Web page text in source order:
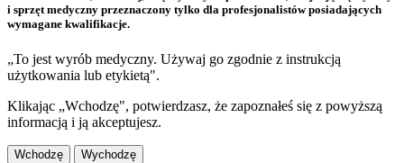
i sprzęt medyczny przeznaczony tylko dla profesjonalistów posiadających
wymagane kwalifikacje.
„To jest wyrób medyczny. Używaj go zgodnie z instrukcją
użytkowania lub etykietą".
Klikając „Wchodzę", potwierdzasz, że zapoznałeś się z powyższą
informacją i ją akceptujesz.
Wchodzę Wychodzę